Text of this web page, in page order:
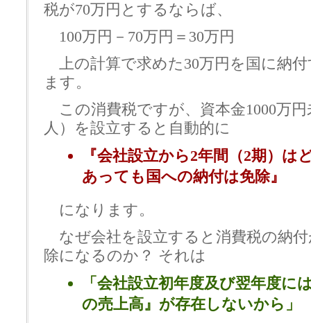
税が70万円とするならば、
100万円－70万円＝30万円
上の計算で求めた30万円を国に納
ます。
この消費税ですが、資本金1000万円
人）を設立すると自動的に
『会社設立から2年間（2期）は
あっても国への納付は免除』
になります。
なぜ会社を設立すると消費税の納付
除になるのか？ それは
「会社設立初年度及び翌年度に
の売上高』が存在しないから」